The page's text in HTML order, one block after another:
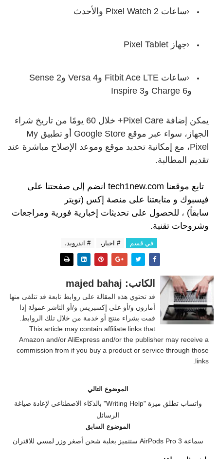
ساعات Pixel Watch 2 والأحدث
جهاز Pixel Tablet
ساعات Fitbit Ace LTE وVersa 4 وSense 2
وCharge 6 وInspire 3
يمكن إضافة Pixel Care+ خلال 60 يومًا من تاريخ شراء
الجهاز، سواء عبر موقع Google Store أو تطبيق My
Pixel، مع إمكانية تحديد موقع وموعد الإصلاح مباشرة عند
تقديم المطالبة.
تابع موقعنا tech1new.comانضم إلى صفحتنا على
فيسبوك و متابعتنا على منصة إكس (تويتر
سابقاً) ، للحصول على تحديثات إخبارية فورية ومراجعات
وشروحات تقنية.
في قسم # اخبار، # اندرويد،
الكاتب: majed bahaj
قد تحتوي هذه المقالة على روابط تابعة قد تتلقى منها
أمازون و/أو علي إكسبريس و/أو الناشر عمولة إذا
قمت بشراء منتج أو خدمة من خلال تلك الروابط.
This article may contain affiliate links that
Amazon and/or AliExpress and/or the publisher may receive a
commission from if you buy a product or service through those
links.
الموضوع التالي
واتساب تطلق ميزة "Writing Help" بالذكاء الاصطناعي لإعادة صياغة
الرسائل
الموضوع السابق
سماعة AirPods Pro 3 ستتميز بعلبة شحن أصغر وزر لمسي للاقتران